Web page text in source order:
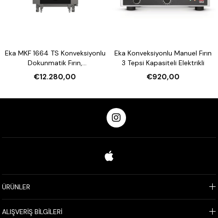
Eka MKF 1664 TS Konveksiyonlu
Dokunmatik Fırın,
Nemlendirmeli 16 Tepsi
Kapasiteli Elektrikli
€12.280,00
Eka Konveksiyonlu Manuel Fırın
3 Tepsi Kapasiteli Elektrikli
€920,00
ÜRÜNLER
ALIŞVERİŞ BİLGİLERİ